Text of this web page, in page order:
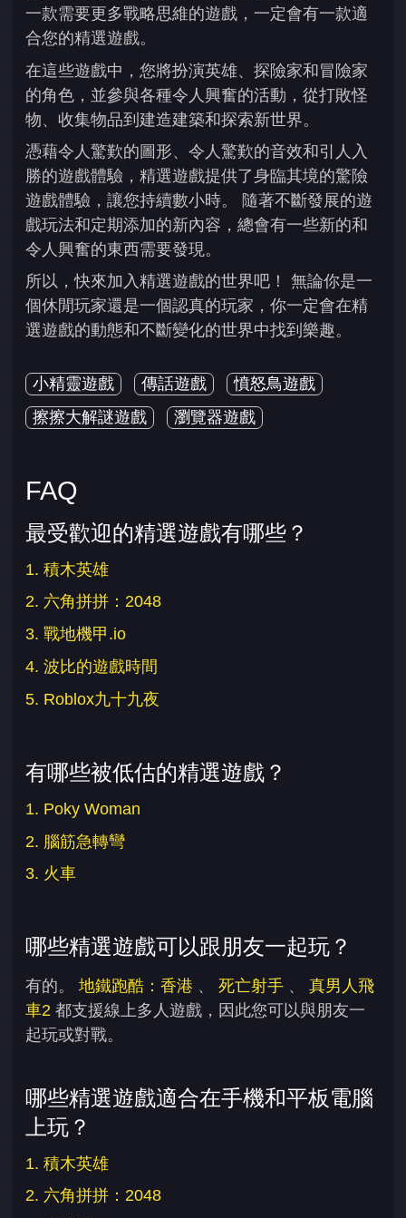
一款需要更多戰略思維的遊戲，一定會有一款適
合您的精選遊戲。
在這些遊戲中，您將扮演英雄、探險家和冒險家
的角色，並參與各種令人興奮的活動，從打敗怪
物、收集物品到建造建築和探索新世界。
憑藉令人驚歎的圖形、令人驚歎的音效和引人入
勝的遊戲體驗，精選遊戲提供了身臨其境的驚險
遊戲體驗，讓您持續數小時。 隨著不斷發展的遊
戲玩法和定期添加的新內容，總會有一些新的和
令人興奮的東西需要發現。
所以，快來加入精選遊戲的世界吧！ 無論你是一
個休閒玩家還是一個認真的玩家，你一定會在精
選遊戲的動態和不斷變化的世界中找到樂趣。
小精靈遊戲 傳話遊戲
憤怒鳥遊戲
擦擦大解謎遊戲
瀏覽器遊戲
FAQ
最受歡迎的精選遊戲有哪些？
1. 積木英雄
2. 六角拼拼：2048
3. 戰地機甲.io
4. 波比的遊戲時間
5. Roblox九十九夜
有哪些被低估的精選遊戲？
1. Poky Woman
2. 腦筋急轉彎
3. 火車
哪些精選遊戲可以跟朋友一起玩？
有的。 地鐵跑酷：香港 、 死亡射手 、 真男人飛
車2 都支援線上多人遊戲，因此您可以與朋友一
起玩或對戰。
哪些精選遊戲適合在手機和平板電腦
上玩？
1. 積木英雄
2. 六角拼拼：2048